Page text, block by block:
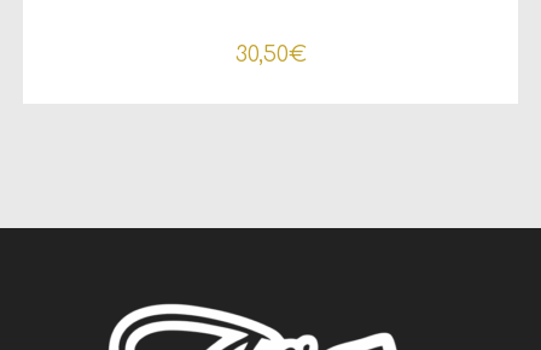
30,50€